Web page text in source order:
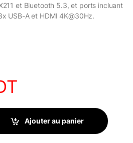
et Bluetooth 5.3, et ports incluant
USB-A et HDMI 4K@30Hz.
15 I5, 16Go, RTX 4050 B13UC-
Ajouter au panier